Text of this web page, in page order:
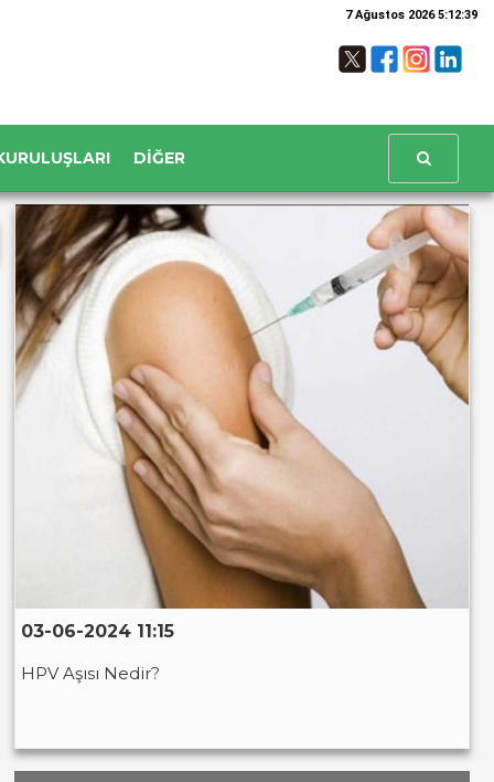
7 Ağustos 2026 5:12:40
DIĞER
03-06-2024 11:15
HPV Aşısı Nedir?